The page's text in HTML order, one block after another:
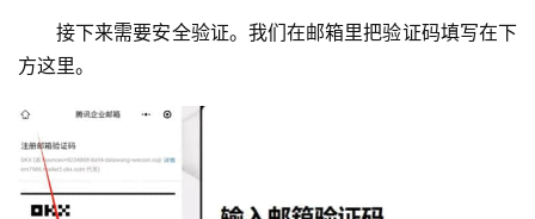
接下来需要安全验证。我们在邮箱里把验证码填写在下
方这里。